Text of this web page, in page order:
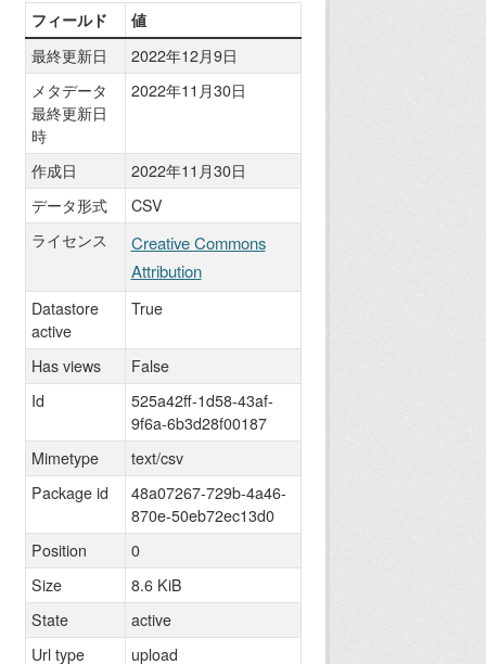
フィールド
値
最終更新日
2022年12月9日
メタデータ
最終更新日
時
2022年11月30日
作成日
2022年11月30日
データ形式
CSV
ライセンス
Creative Commons
Attribution
Datastore
active
True
Has views
False
Id
525a42ff-1d58-43af-
9f6a-6b3d28f00187
Mimetype
text/csv
Package id
48a07267-729b-4a46-
870e-50eb72ec13d0
Position
0
Size
8.6 KiB
State
active
Url type
upload